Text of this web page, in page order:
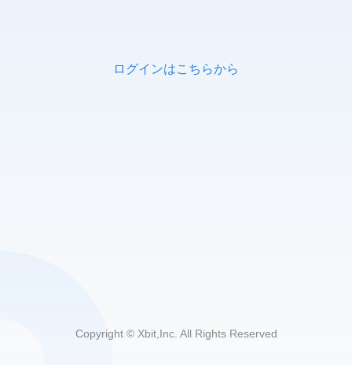
ログインはこちらから
Copyright © Xbit,Inc. All Rights Reserved